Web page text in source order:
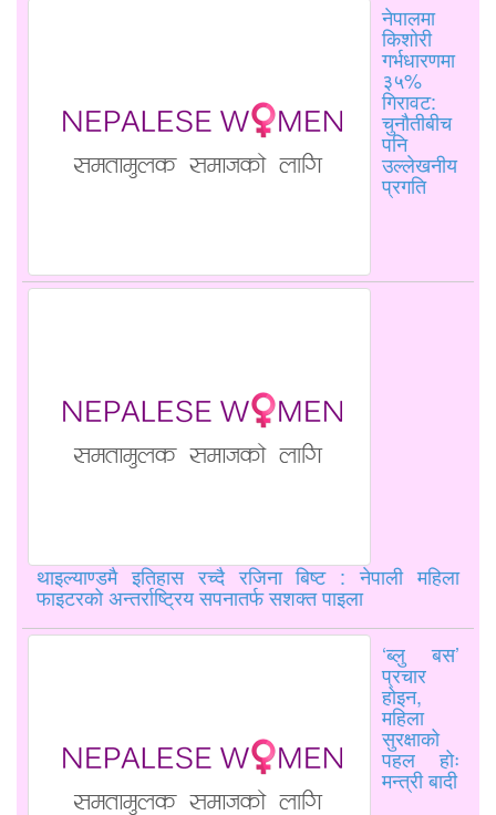
नेपालमा
किशोरी
गर्भधारणमा
३५%
गिरावट:
चुनौतीबीच
पनि
उल्लेखनीय
प्रगति
थाइल्याण्डमै इतिहास रच्दै रजिना बिष्ट : नेपाली महिला
फाइटरको अन्तर्राष्ट्रिय सपनातर्फ सशक्त पाइला
‘ब्लु बस’
प्रचार
होइन,
महिला
सुरक्षाको
पहल होः
मन्त्री बादी